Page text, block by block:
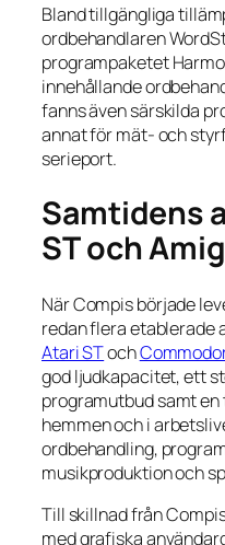
Bland tillgängliga
ordbehandlaren
programpaketet
innehållande
fanns även särskilda
annat för mät- och
serieport.
Samtidens
ST och
När Compis började
redan flera etablerade
Atari SToch
god ljudkapacitet, ett
programutbud samt en
hemmen och i
ordbehandling,
musikproduktion och
Till skillnad från
med grafiska